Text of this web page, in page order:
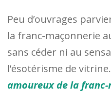
Peu d’ouvrages
la franc-maçonnerie
sans céder ni au
l’ésotérisme de vitrine.
amoureux de la